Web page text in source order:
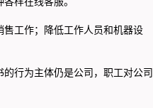
工作；降低工作人员和机器设
行为主体仍是公司，职工对公司